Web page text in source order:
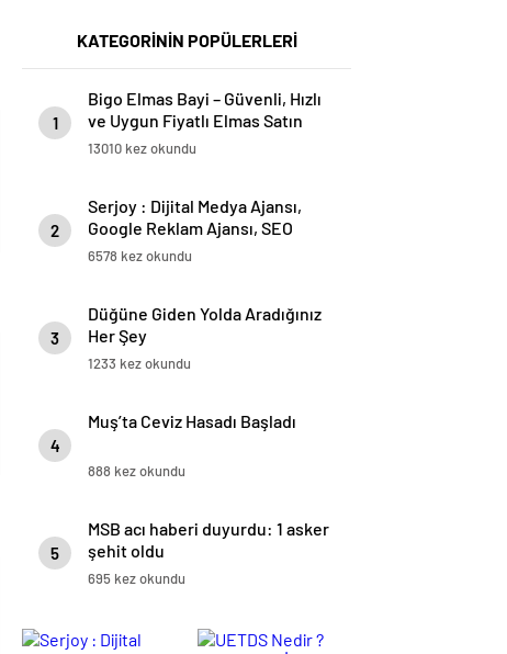
KATEGORİNİN POPÜLERLERİ
1
Bigo Elmas Bayi – Güvenli, Hızlı
ve Uygun Fiyatlı Elmas Satın
Almanın Yeni Adresi
13010 kez okundu
2
Serjoy : Dijital Medya Ajansı,
Google Reklam Ajansı, SEO
Ajansı ve Web Tasarım Ajansı
6578 kez okundu
3
Düğüne Giden Yolda Aradığınız
Her Şey
1233 kez okundu
4
Muş’ta Ceviz Hasadı Başladı
888 kez okundu
5
MSB acı haberi duyurdu: 1 asker
şehit oldu
695 kez okundu